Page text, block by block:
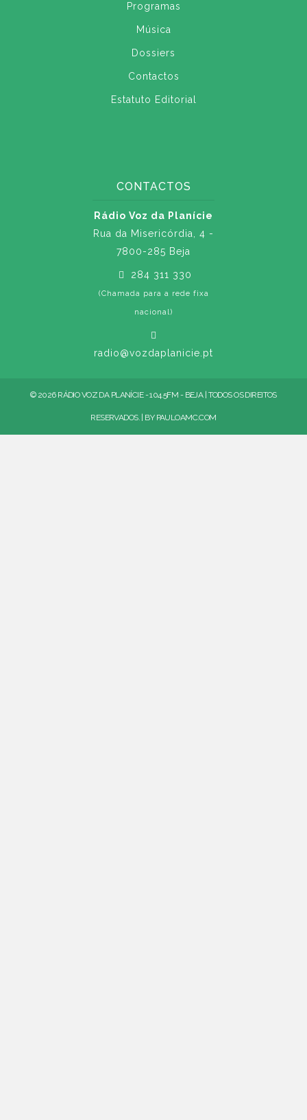
Programas
Música
Dossiers
Contactos
Estatuto Editorial
CONTACTOS
Rádio Voz da Planície
Rua da Misericórdia, 4 -
7800-285 Beja
284 311 330
(Chamada para a rede fixa
nacional)
radio@vozdaplanicie.pt
© 2026 RÁDIO VOZ DA PLANÍCIE - 104.5FM - BEJA | TODOS OS DIREITOS
RESERVADOS. | BY PAULOAMC.COM